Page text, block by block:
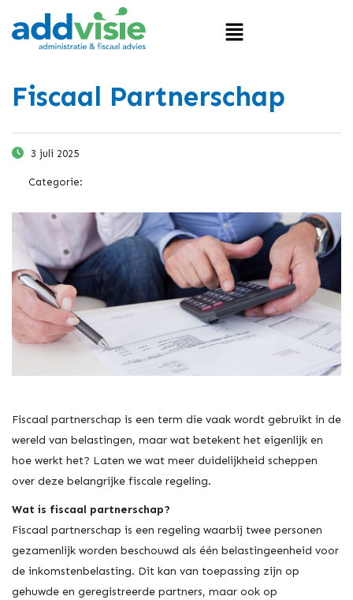
Fiscaal Partnerschap
3 juli 2025
Categorie:
Fiscaal partnerschap is een term die vaak wordt gebruikt in de
wereld van belastingen, maar wat betekent het eigenlijk en
hoe werkt het? Laten we wat meer duidelijkheid scheppen
over deze belangrijke fiscale regeling.
Wat is fiscaal partnerschap?
Fiscaal partnerschap is een regeling waarbij twee personen
gezamenlijk worden beschouwd als één belastingeenheid voor
de inkomstenbelasting. Dit kan van toepassing zijn op
gehuwde en geregistreerde partners, maar ook op